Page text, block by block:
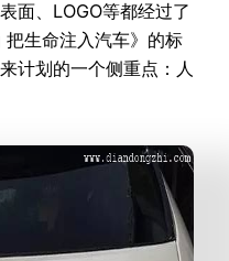
面、LOGO等都经过了
生命注入汽车》的标
计划的一个侧重点：人